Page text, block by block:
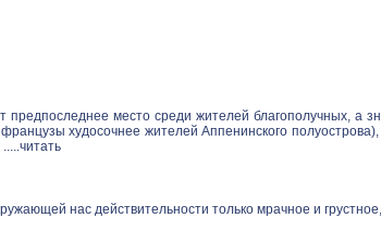
предпоследнее место среди жителей благополучных, а
худосочнее жителей Аппенинского
читать
нас действительности только мрачное и